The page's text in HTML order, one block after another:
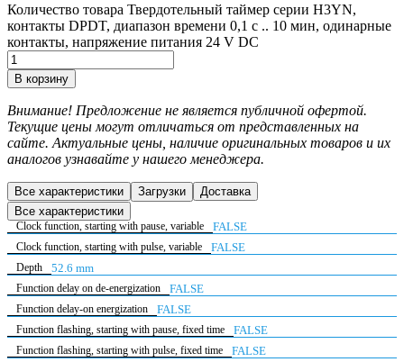
Количество товара Твердотельный таймер серии H3YN,
контакты DPDT, диапазон времени 0,1 с .. 10 мин, одинарные
контакты, напряжение питания 24 V DC
В корзину
Внимание! Предложение не является публичной офертой.
Текущие цены могут отличаться от представленных на
сайте. Актуальные цены, наличие оригинальных товаров и их
аналогов узнавайте у нашего менеджера.
Все характеристики Загрузки
Доставка
Все характеристики
Clock function, starting with pause, variable FALSE
Clock function, starting with pulse, variable FALSE
Depth 52.6 mm
Function delay on de-energization FALSE
Function delay-on energization FALSE
Function flashing, starting with pause, fixed time FALSE
Function flashing, starting with pulse, fixed time FALSE